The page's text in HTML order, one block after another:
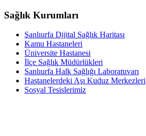
Sağlık Kurumları
Şanlıurfa Dijital Sağlık Haritası
Kamu Hastaneleri
Üniversite Hastanesi
İlçe Sağlık Müdürlükleri
Şanlıurfa Halk Sağlığı Laboratuvarı
Hastanelerdeki Aşı Kuduz Merkezleri
Sosyal Tesislerimiz